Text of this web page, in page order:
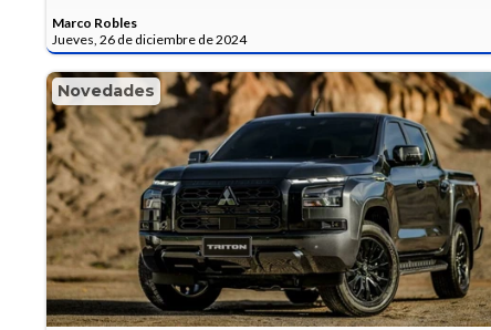
Marco Robles
Jueves, 26 de diciembre de 2024
Novedades